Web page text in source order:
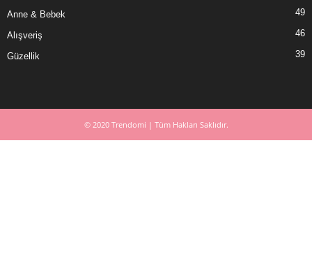
Anne & Bebek 49
Alışveriş 46
Güzellik 39
© 2020 Trendomi | Tüm Hakları Saklıdır.